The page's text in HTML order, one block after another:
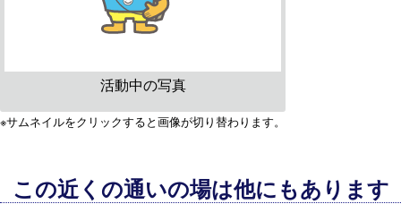
活動中の写真
※サムネイルをクリックすると画像が切り替わります。
この近くの通いの場は他にもあります